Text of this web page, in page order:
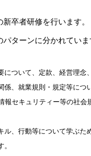
卒者研修を行います。
ターンに分かれていま
について、定款、経営理念
、就業規則・規定等につ
報セキュリティー等の社会
ル、行動等について学ぶた